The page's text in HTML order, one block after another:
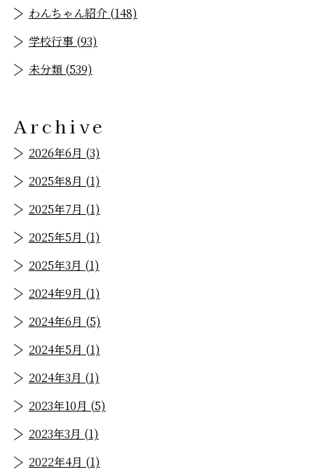
わんちゃん紹介 (148)
学校行事 (93)
未分類 (539)
Archive
2026年6月 (3)
2025年8月 (1)
2025年7月 (1)
2025年5月 (1)
2025年3月 (1)
2024年9月 (1)
2024年6月 (5)
2024年5月 (1)
2024年3月 (1)
2023年10月 (5)
2023年3月 (1)
2022年4月 (1)